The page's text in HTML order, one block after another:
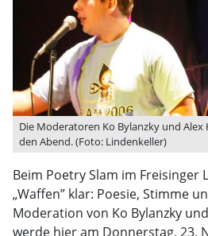
Die Moderatoren Ko Bylanzky und
den Abend. (Foto: Lindenkeller)
Beim Poetry Slam im Freisinger
„Waffen” klar: Poesie, Stimme
Moderation von Ko Bylanzky
werde hier am Donnerstag, 23.